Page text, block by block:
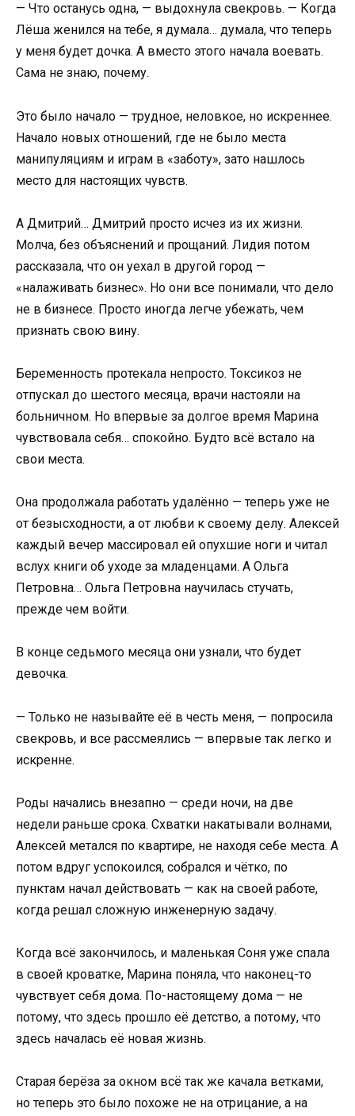
— Что останусь одна, — выдохнула свекровь. — Когда
Лёша женился на тебе, я думала… думала, что теперь
у меня будет дочка. А вместо этого начала воевать.
Сама не знаю, почему.
Это было начало — трудное, неловкое, но искреннее.
Начало новых отношений, где не было места
манипуляциям и играм в «заботу», зато нашлось
место для настоящих чувств.
А Дмитрий… Дмитрий просто исчез из их жизни.
Молча, без объяснений и прощаний. Лидия потом
рассказала, что он уехал в другой город —
«налаживать бизнес». Но они все понимали, что дело
не в бизнесе. Просто иногда легче убежать, чем
признать свою вину.
Беременность протекала непросто. Токсикоз не
отпускал до шестого месяца, врачи настояли на
больничном. Но впервые за долгое время Марина
чувствовала себя… спокойно. Будто всё встало на
свои места.
Она продолжала работать удалённо — теперь уже не
от безысходности, а от любви к своему делу. Алексей
каждый вечер массировал ей опухшие ноги и читал
вслух книги об уходе за младенцами. А Ольга
Петровна… Ольга Петровна научилась стучать,
прежде чем войти.
В конце седьмого месяца они узнали, что будет
девочка.
— Только не называйте её в честь меня, — попросила
свекровь, и все рассмеялись — впервые так легко и
искренне.
Роды начались внезапно — среди ночи, на две
недели раньше срока. Схватки накатывали волнами,
Алексей метался по квартире, не находя себе места. А
потом вдруг успокоился, собрался и чётко, по
пунктам начал действовать — как на своей работе,
когда решал сложную инженерную задачу.
Когда всё закончилось, и маленькая Соня уже спала
в своей кроватке, Марина поняла, что наконец-то
чувствует себя дома. По-настоящему дома — не
потому, что здесь прошло её детство, а потому, что
здесь началась её новая жизнь.
Старая берёза за окном всё так же качала ветками,
но теперь это было похоже не на отрицание, а на